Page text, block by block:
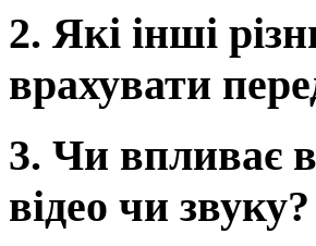
2. Які інші
врахувати
3. Чи впливає
відео чи звуку?